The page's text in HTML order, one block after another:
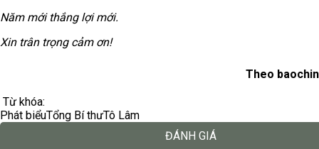
Năm mới thắng lợi mới.
Xin trân trọng cảm ơn!
Theo
Từ khóa:
Phát biểuTổng Bí thưTô Lâm
ĐÁNH GIÁ